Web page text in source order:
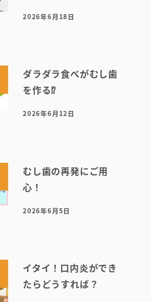
投稿日
2026年6月18日
ダラダラ食べがむし歯
を作る⁉
投稿日
2026年6月12日
むし歯の再発にご用
心！
投稿日
2026年6月5日
イタイ！口内炎ができ
たらどうすれば？